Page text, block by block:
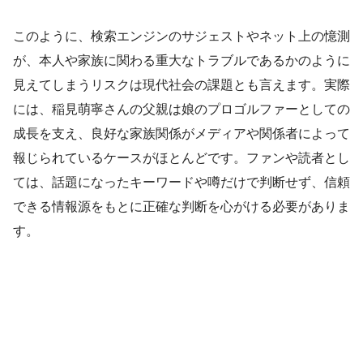
このように、検索エンジンのサジェストやネット上の憶測
が、本人や家族に関わる重大なトラブルであるかのように
見えてしまうリスクは現代社会の課題とも言えます。実際
には、稲見萌寧さんの父親は娘のプロゴルファーとしての
成長を支え、良好な家族関係がメディアや関係者によって
報じられているケースがほとんどです。ファンや読者とし
ては、話題になったキーワードや噂だけで判断せず、信頼
できる情報源をもとに正確な判断を心がける必要がありま
す。